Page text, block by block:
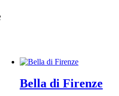
Bella di Firenze